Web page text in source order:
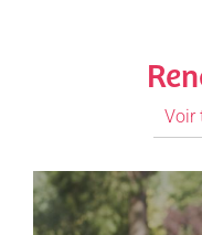
Voir